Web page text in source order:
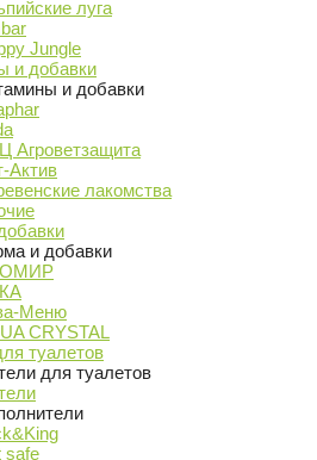
луга
Jungle
и добавки
и добавки
Агроветзащита
Актив
лакомства
и добавки
Меню
CRYSTAL
туалетов
для туалетов
safe